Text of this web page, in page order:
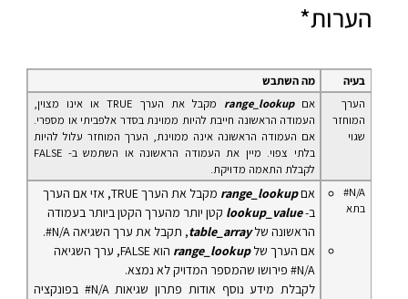
הערות*
בעיה
מה השתבש
הערך
המוחזר
שגוי
אםrange_lookup
מקבל את הערך TRUE או אינו מצוין,
העמודה הראשונה חייבת להיות ממוינת בסדר אלפביתי או מספרי.
אם העמודה הראשונה אינה ממוינת, הערך המוחזר עלול להיות
בלתי צפוי. מיין את העמודה הראשונה או השתמש ב- FALSE
לקבלת התאמה מדויקת.
‎ #N/A
בתא
אםrange_lookup
מקבל את הערך TRUE, אזי אם הערך
ב-lookup_value קטן יותר מהערך הקטן ביותר בעמודה
הראשונה שלtable_array, תקבל את ערך השגיאה ‎#N/A.
אם הערך שלrange_lookup
הוא FALSE, ערך השגיאה
‎#N/A פירושו שהמספר המדויק לא נמצא.
לקבלת מידע נוסף אודות פתרון שגיאות ‎#N/A בפונקציה